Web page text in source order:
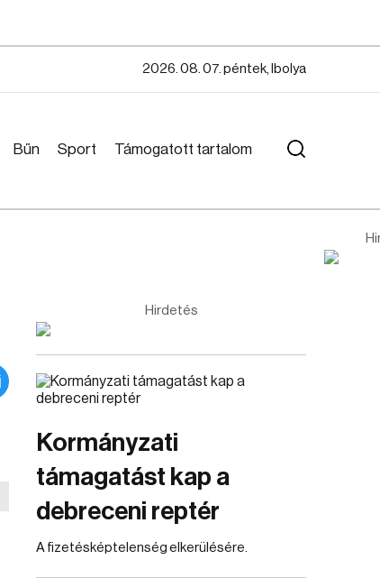
2026. 08. 07. péntek, Ibolya
Bűn Sport Támogatott tartalom
Hirdetés
Kormányzati
támagatást kap a
debreceni reptér
A fizetésképtelenség elkerülésére.